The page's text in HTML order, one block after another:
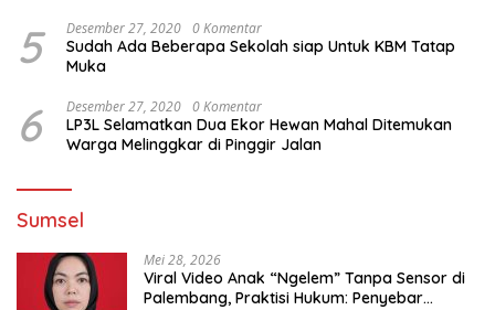
5 Desember 27, 2020 0 Komentar
Sudah Ada Beberapa Sekolah siap Untuk KBM Tatap
Muka
6 Desember 27, 2020 0 Komentar
LP3L Selamatkan Dua Ekor Hewan Mahal Ditemukan
Warga Melinggkar di Pinggir Jalan
Sumsel
Mei 28, 2026
Viral Video Anak “Ngelem” Tanpa Sensor di
Palembang, Praktisi Hukum: Penyebar